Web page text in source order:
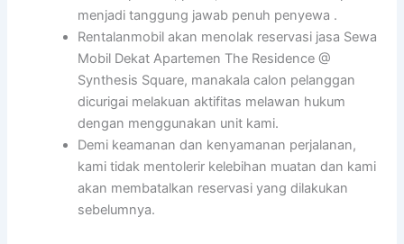
menjadi tanggung jawab penuh penyewa .
Rentalanmobil akan menolak reservasi jasa Sewa
Mobil Dekat Apartemen The Residence @
Synthesis Square, manakala calon pelanggan
dicurigai melakuan aktifitas melawan hukum
dengan menggunakan unit kami.
Demi keamanan dan kenyamanan perjalanan,
kami tidak mentolerir kelebihan muatan dan kami
akan membatalkan reservasi yang dilakukan
sebelumnya.